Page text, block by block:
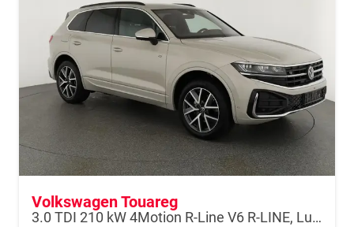
Volkswagen Touareg
3.0 TDI 210 kW 4Motion R-Line V6 R-LINE, Luft, Area, AHK, Leder